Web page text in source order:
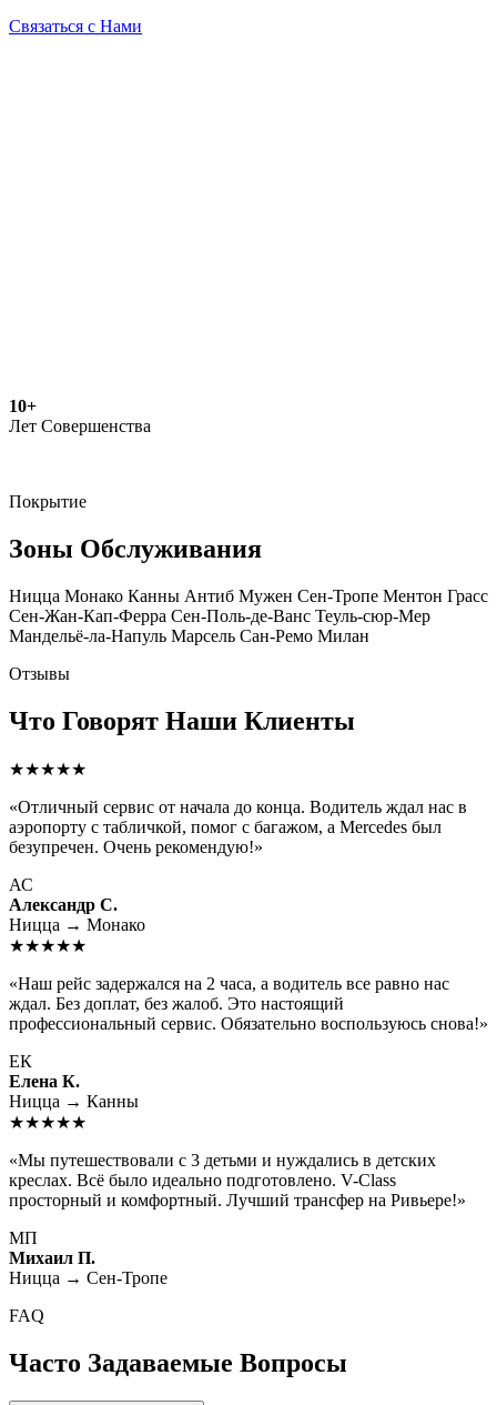
Связаться с Нами
10+
Лет Совершенства
Покрытие
Зоны Обслуживания
Ницца Монако Канны Антиб Мужен Сен-Тропе Ментон Грасс
Сен-Жан-Кап-Ферра Сен-Поль-де-Ванс Теуль-сюр-Мер
Мандельё-ла-Напуль Марсель Сан-Ремо Милан
Отзывы
Что Говорят Наши Клиенты
★★★★★
«Отличный сервис от начала до конца. Водитель ждал нас в
аэропорту с табличкой, помог с багажом, а Mercedes был
безупречен. Очень рекомендую!»
АС
Александр С.
Ницца → Монако
★★★★★
«Наш рейс задержался на 2 часа, а водитель все равно нас
ждал. Без доплат, без жалоб. Это настоящий
профессиональный сервис. Обязательно воспользуюсь снова!»
ЕК
Елена К.
Ницца → Канны
★★★★★
«Мы путешествовали с 3 детьми и нуждались в детских
креслах. Всё было идеально подготовлено. V-Class
просторный и комфортный. Лучший трансфер на Ривьере!»
МП
Михаил П.
Ницца → Сен-Тропе
FAQ
Часто Задаваемые Вопросы